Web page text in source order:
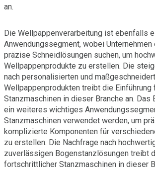
an.
Die Wellpappenverarbeitung ist ebenfalls
Anwendungssegment, wobei Unternehmen
präzise Schneidlösungen suchen, um
Wellpappenprodukte zu erstellen. Die
nach personalisierten und
Wellpappenprodukten treibt die
Stanzmaschinen in dieser Branche an.
ein weiteres wichtiges
Stanzmaschinen verwendet werden, um
komplizierte Komponenten für
zu erstellen. Die Nachfrage nach
zuverlässigen Bogenstanzlösungen treibt
fortschrittlicher Stanzmaschinen in dieser